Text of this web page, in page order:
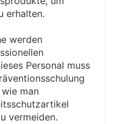
erhalten.
werden
Personal muss
man
vermeiden.